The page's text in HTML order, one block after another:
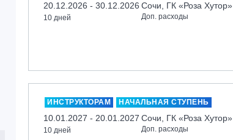
20.12.2026 - 30.12.2026
10 дней
Сочи, ГК «Роза Хутор»
Доп. расходы
ИНСТРУКТОРАМ НАЧАЛЬНАЯ СТУПЕНЬ
10.01.2027 - 20.01.2027
10 дней
Сочи, ГК «Роза Хутор»
Доп. расходы